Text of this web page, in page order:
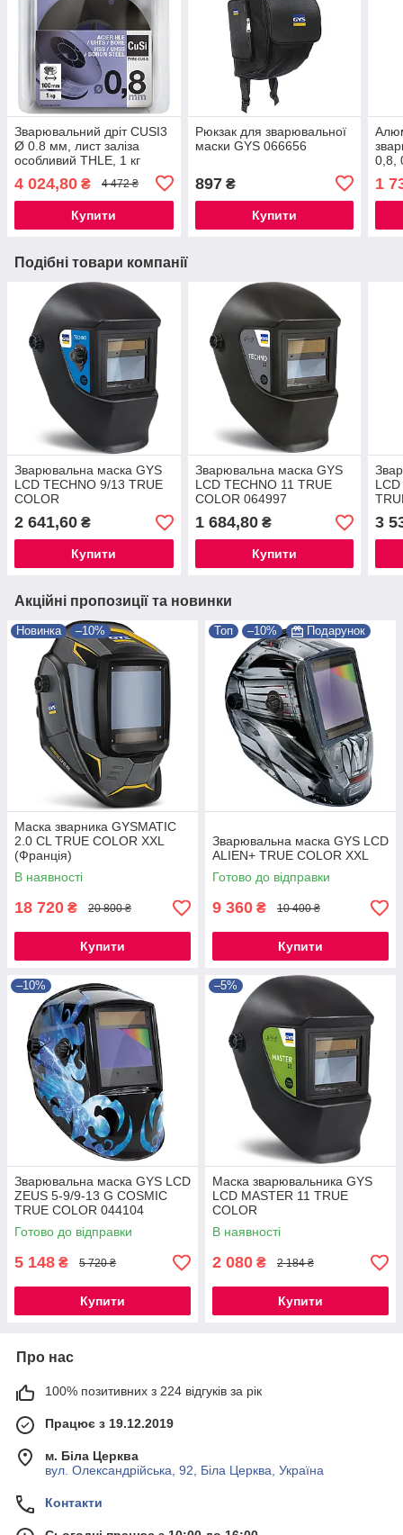
Зварювальний дріт CUSI3
Ø 0.8 мм, лист заліза
особливий THLE, 1 кг
4 024,80 ₴ 4 472 ₴
Купити
Рюкзак для зварювальної
маски GYS 066656
897₴
Купити
0,8,
1
Подібні товари компанії
Зварювальна маска GYS
LCD TECHNO 9/13 TRUE
COLOR
2 641,60 ₴
Купити
Зварювальна маска GYS
LCD TECHNO 11 TRUE
COLOR 064997
1 684,80₴
Купити
3
Акційні пропозиції та новинки
Новинка –10%
Маска зварника GYSMATIC
2.0 CL TRUE COLOR XXL
(Франція)
В наявності
18 720 ₴ 20 800 ₴
Купити
Топ –10% Подарунок
Зварювальна маска GYS LCD
ALIEN+ TRUE COLOR XXL
Готово до відправки
9 360 ₴ 10 400 ₴
Купити
–10%
Зварювальна маска GYS LCD
ZEUS 5-9/9-13 G COSMIC
TRUE COLOR 044104
Готово до відправки
5 148 ₴ 5 720 ₴
Купити
–5%
Маска зварювальника GYS
LCD MASTER 11 TRUE
COLOR
В наявності
2 080 ₴ 2 184 ₴
Купити
Про нас
100% позитивних з 224 відгуків за рік
Працює з 19.12.2019
м. Біла Церква
вул. Олександрійська, 92, Біла Церква, Україна
Контакти